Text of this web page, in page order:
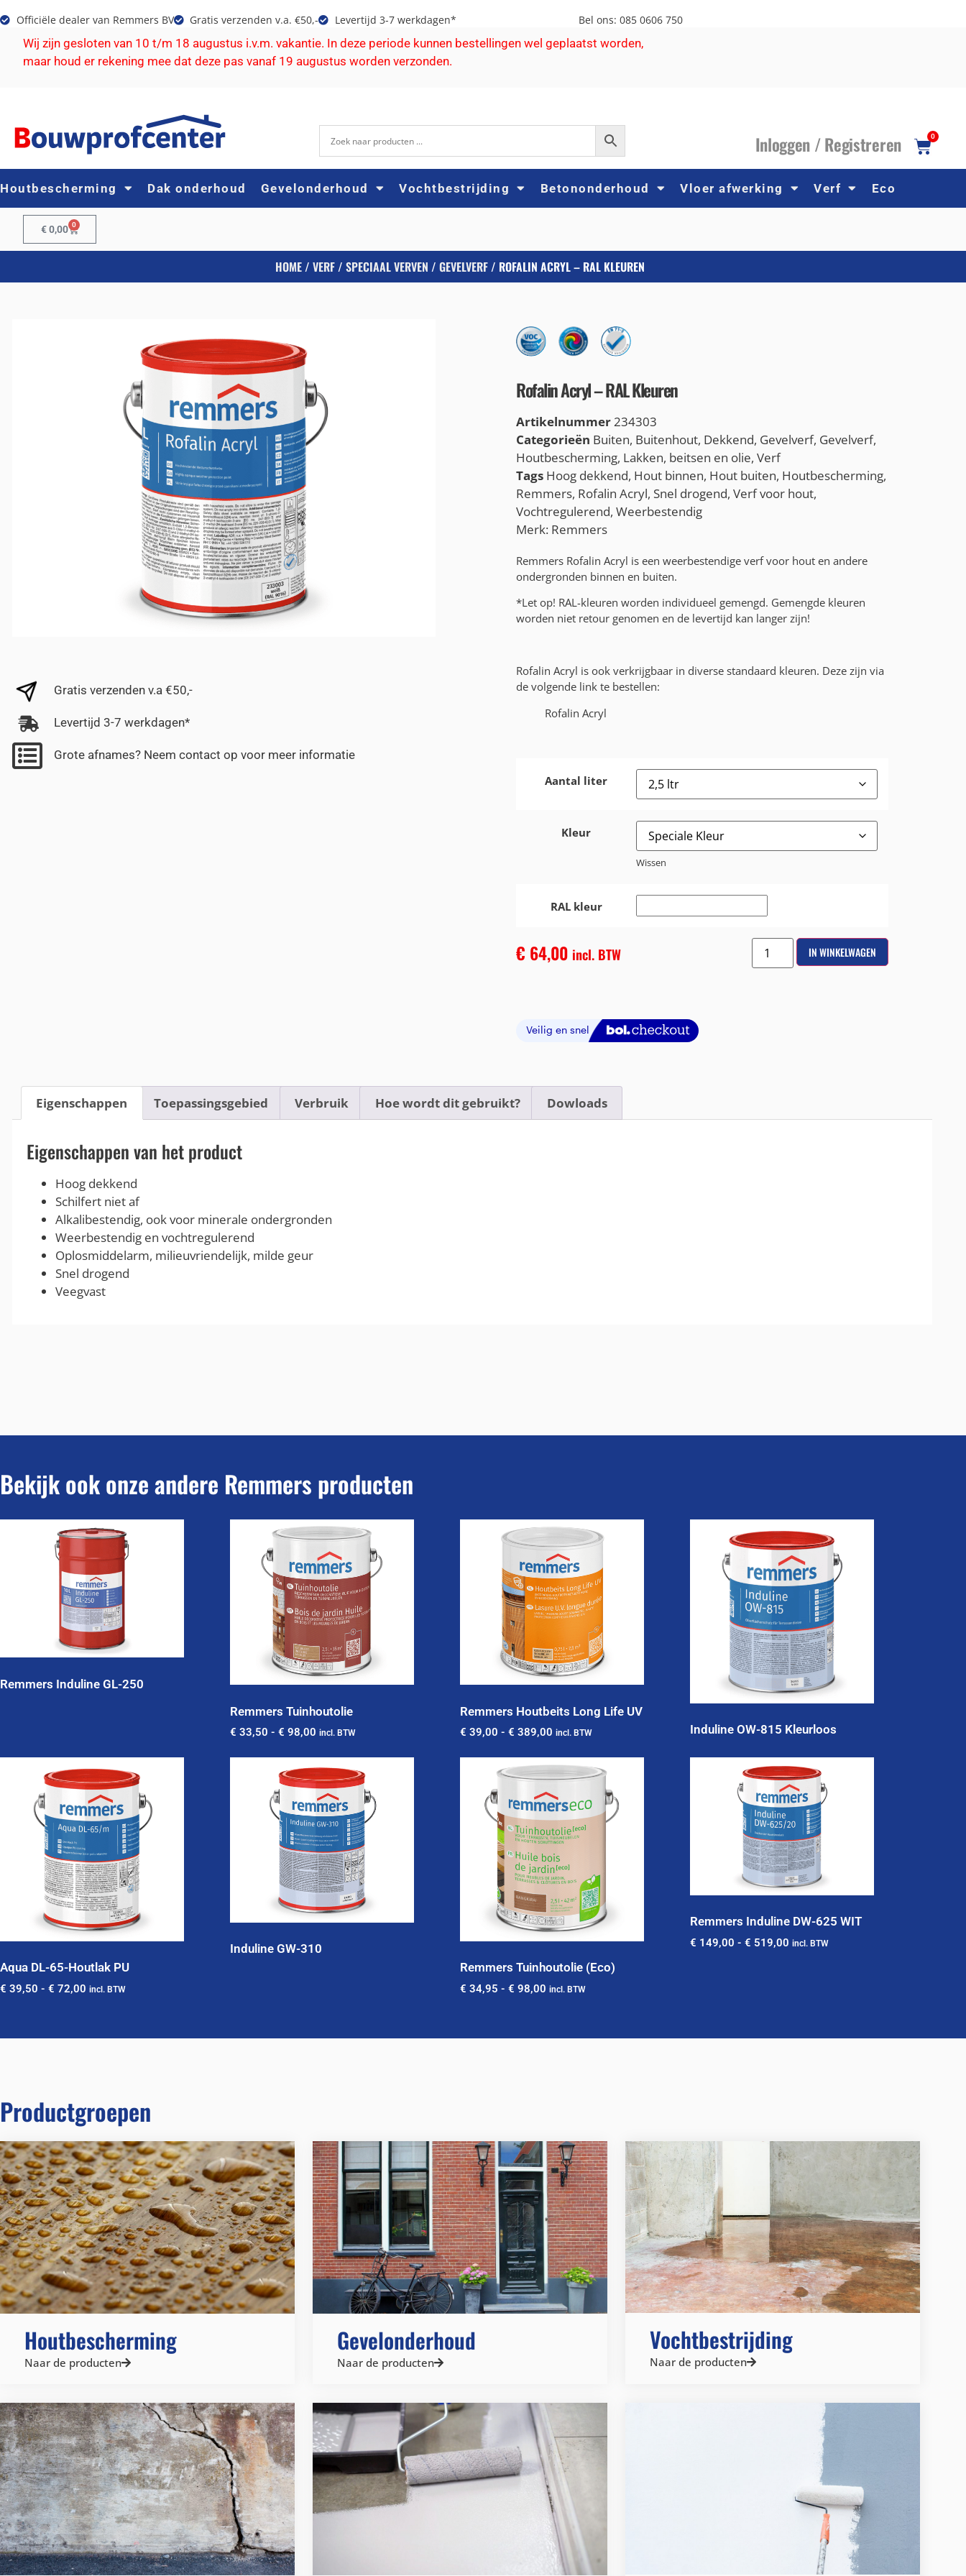
Officiële dealer van Remmers BV Gratis verzenden v.a. €50,- Levertijd 3-7 werkdagen* Bel ons: 085 0606 750
Wij zijn gesloten van 10 t/m 18 augustus i.v.m. vakantie. In deze periode kunnen bestellingen wel geplaatst worden,
maar houd er rekening mee dat deze pas vanaf 19 augustus worden verzonden.
Inloggen /Registreren 0
Houtbescherming Dak onderhoud Gevelonderhoud Vochtbestrijding Betononderhoud Vloer afwerking Verf Eco
€0,00 0
HOME/ VERF/ SPECIAAL VERVEN / GEVELVERF/ ROFALIN ACRYL – RAL KLEUREN
Gratis verzenden v.a €50,-
Levertijd 3-7 werkdagen*
Grote afnames? Neem contact op voor meer informatie
Rofalin Acryl – RAL Kleuren
Artikelnummer234303
Categorieën Buiten, Buitenhout, Dekkend, Gevelverf, Gevelverf,
Houtbescherming, Lakken, beitsen en olie, Verf
Tags Hoog dekkend, Hout binnen, Hout buiten, Houtbescherming,
Remmers, Rofalin Acryl, Snel drogend, Verf voor hout,
Vochtregulerend, Weerbestendig
Merk: Remmers
Remmers Rofalin Acryl is een weerbestendige verf voor hout en andere
ondergronden binnen en buiten.
*Let op! RAL-kleuren worden individueel gemengd. Gemengde kleuren
worden niet retour genomen en de levertijd kan langer zijn!
Rofalin Acryl is ook verkrijgbaar in diverse standaard kleuren. Deze zijn via
de volgende link te bestellen:
Rofalin Acryl
Aantal liter
Kleur
Wissen
RAL kleur
€ 64,00 incl. BTW IN WINKELWAGEN
Eigenschappen Toepassingsgebied Verbruik Hoe wordt dit gebruikt? Dowloads
Eigenschappen van het product
Hoog dekkend
Schilfert niet af
Alkalibestendig, ook voor minerale ondergronden
Weerbestendig en vochtregulerend
Oplosmiddelarm, milieuvriendelijk, milde geur
Snel drogend
Veegvast
Bekijk ook onze andere Remmers producten
Remmers Induline GL-250
Remmers Tuinhoutolie
€ 33,50 - € 98,00 incl. BTW
Remmers Houtbeits Long Life UV
€ 39,00 - € 389,00 incl. BTW Induline OW-815 Kleurloos
Aqua DL-65-Houtlak PU
€ 39,50 - € 72,00 incl. BTW
Induline GW-310
Remmers Tuinhoutolie (Eco)
€ 34,95 - € 98,00 incl. BTW
Remmers Induline DW-625 WIT
€ 149,00 - € 519,00 incl. BTW
Productgroepen
Houtbescherming
Naar de producten
Gevelonderhoud
Naar de producten
Vochtbestrijding
Naar de producten